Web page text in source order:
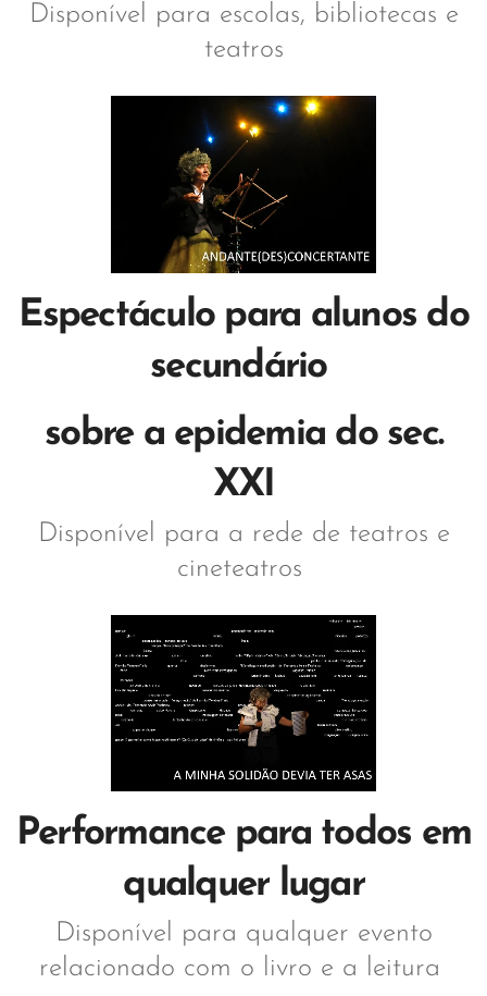
Disponível para escolas, bibliotecas e
teatros
Espectáculo para alunos do
secundário
sobre a epidemia do sec.
XXI
Disponível para a rede de teatros e
cineteatros
Performance para todos em
qualquer lugar
Disponível para qualquer evento
relacionado com o livro e a leitura